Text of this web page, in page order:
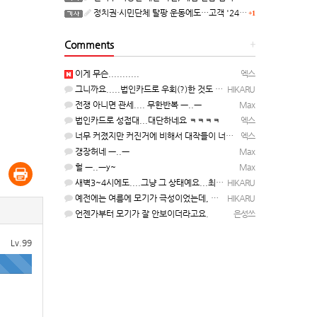
Lv.99
+1
정치권·시민단체 탈팡 운동에도…고객 '2470만명' 원상 회복, "고물가에 돌팡"
+
Comments
엑스
이게 무슨...........
HIKARU
그니까요.....법인카드로 우회(?)한 것도 아니고, 대놓고...ㅋ ㅋ)
Max
전쟁 아니면 관세.... 무한반복 ㅡ..ㅡ
엑스
법인카드로 성접대...대단하네요 ㅋㅋㅋㅋ
엑스
너무 커졌지만 커진거에 비해서 대작들이 너무 줄었죠.........
Max
갱장허네 ㅡ..ㅡ
Max
헐 ㅡ..ㅡy~
HIKARU
새벽3~4시에도....그냥 그 상태예요...최근 1주일은....
HIKARU
예전에는 여름에 모기가 극성이었는데, 여름에는 안나오는 것 같은.....ㅎ ㅎ)
은성쓰
언젠가부터 모기가 잘 안보이더라고요.